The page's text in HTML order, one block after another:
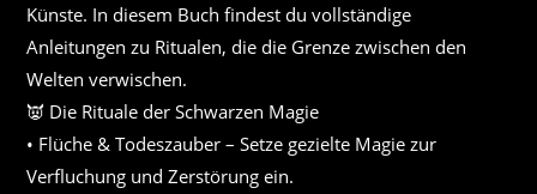
Künste. In diesem Buch findest du vollständige
Anleitungen zu Ritualen, die die Grenze zwischen den
Welten verwischen.
👿 Die Rituale der Schwarzen Magie
• Flüche & Todeszauber – Setze gezielte Magie zur
Verfluchung und Zerstörung ein.